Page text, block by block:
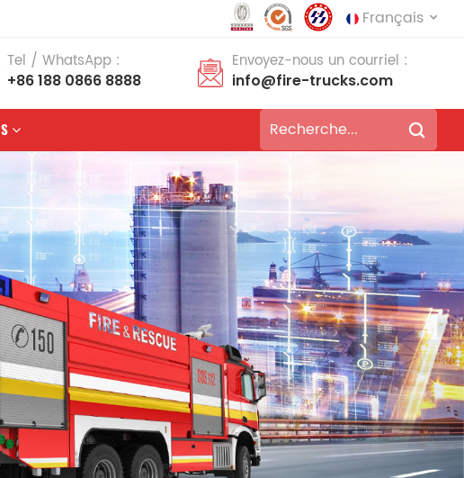
Français
Deutsch
português Nederlands
العربية 日本語
한국의 Türkçe
Melayu ไทย
Tiếng Việt Indonesia
中文 қазақ
Filipino
Tel / WhatsApp :
+86 188 0866 8888
Envoyez-nous un courriel :
info@fire-trucks.com